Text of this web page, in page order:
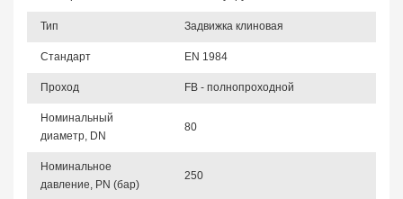
Тип Задвижка клиновая
Стандарт EN 1984
Проход FB - полнопроходной
Номинальный
диаметр, DN
80
Номинальное
давление, PN (бар)
250